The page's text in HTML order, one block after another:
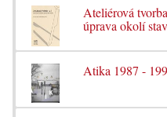
Ateliérová
úprava okolí
Atika 1987 -